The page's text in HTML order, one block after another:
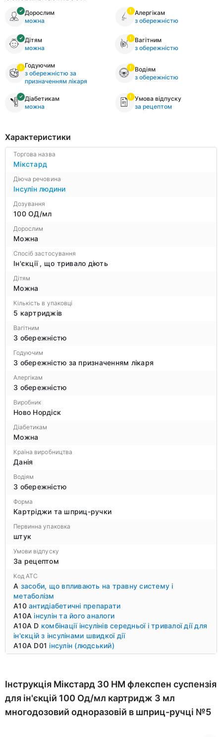
Дорослим
можна
Алергікам
з обережністю
Дітям
можна
Вагітним
з обережністю
Годуючим
з обережністю за
призначенням лікаря
Водіям
з обережністю
Діабетикам
можна
Умова відпуску
за рецептом
Характеристики
Торгова назва
Мікстард
Діюча речовина
Інсулін людини
Дозування
100 ОД/мл
Дорослим
Можна
Спосіб застосування
Ін'єкції , що тривало діють
Дітям
Можна
Кількість в упаковці
5 картриджів
Вагітним
З обережністю
Годуючим
З обережністю за призначенням лікаря
Алергікам
З обережністю
Виробник
Ново Нордіск
Діабетикам
Можна
Країна виробництва
Данія
Водіям
З обережністю
Форма
Картріджи та шприц-ручки
Первинна упаковка
штук
Умови відпуску
За рецептом
Код ATC
A засоби, що впливають на травну систему і
метаболізм
A10 антидіабетичні препарати
A10A інсулін та його аналоги
A10A D комбінації інсулінів середньої і тривалої дії для
ін'єкцій з інсулінами швидкої дії
A10A D01 інсулін (людський)
Інструкція Мікстард 30 НМ флекспен суспензія
для ін'єкцій 100 Од/мл картридж 3 мл
многодозовий одноразовій в шприц-ручці №5